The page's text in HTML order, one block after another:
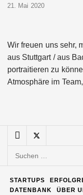
21. Mai 2020
Wir freuen uns sehr,
aus Stuttgart / aus
portraitieren zu
Atmosphäre im
Suchen
STARTUPS
DATENBANK
ÜBER